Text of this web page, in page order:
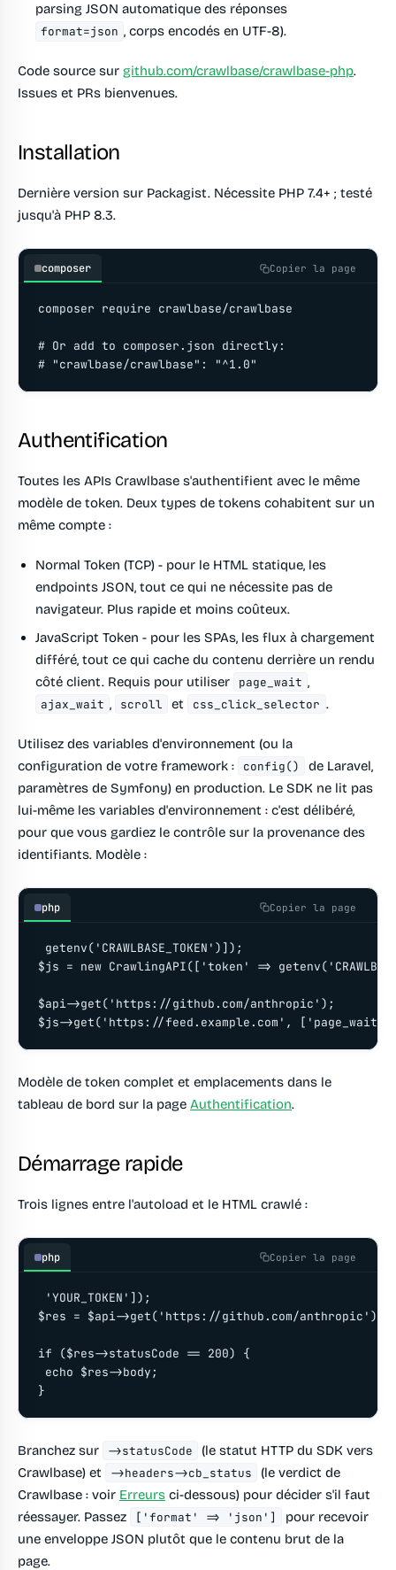
parsing JSON automatique des réponses
format=json , corps encodés en UTF-8).
Code source sur github.com/crawlbase/crawlbase-php.
Issues et PRs bienvenues.
Installation
Dernière version sur Packagist. Nécessite PHP 7.4+ ; testé
jusqu'à PHP 8.3.
composer Copier la page
composer require crawlbase/crawlbase
# Or add to composer.json directly:
# "crawlbase/crawlbase": "^1.0"
Authentification
Toutes les APIs Crawlbase s'authentifient avec le même
modèle de token. Deux types de tokens cohabitent sur un
même compte :
Normal Token (TCP) - pour le HTML statique, les
endpoints JSON, tout ce qui ne nécessite pas de
navigateur. Plus rapide et moins coûteux.
JavaScript Token - pour les SPAs, les flux à chargement
différé, tout ce qui cache du contenu derrière un rendu
côté client. Requis pour utiliser
page_wait ,
ajax_wait , scroll et css_click_selector .
Utilisez des variables d'environnement (ou la
configuration de votre framework :
config()
de Laravel,
paramètres de Symfony) en production. Le SDK ne lit pas
lui-même les variables d'environnement : c'est délibéré,
pour que vous gardiez le contrôle sur la provenance des
identifiants. Modèle :
php Copier la page
getenv('CRAWLBASE_TOKEN')]);
$js = new CrawlingAPI(['token' =>
$api->get('https://github.com/anthropic');
$js->get('https://feed.example.com', ['page_wait'
Modèle de token complet et emplacements dans le
tableau de bord sur la page Authentification.
Démarrage rapide
Trois lignes entre l'autoload et le HTML crawlé :
php Copier la page
'YOUR_TOKEN']);
$res = $api->get('https://github.com/anthropic');
if ($res->statusCode == 200) {
echo $res->body;
}
Branchez sur ->statusCode
(le statut HTTP du SDK vers
Crawlbase) et
->headers->cb_status
(le verdict de
Crawlbase : voir Erreurs ci-dessous) pour décider s'il faut
réessayer. Passez
['format' => 'json']
pour recevoir
une enveloppe JSON plutôt que le contenu brut de la
page.